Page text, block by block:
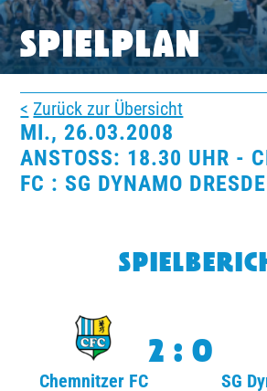
CAMPUS
CLUB
CLUBMITGLIEDSCHAFT
BUSINESS
SÜDKURVE
SPIELPLAN
Zurück zur Übersicht
MI., 26.03.2008
ANSTOSS: 18.30 UHR -
C : SG DYNAMO DRESDEN
Chemnitzer FC
2:0
SG